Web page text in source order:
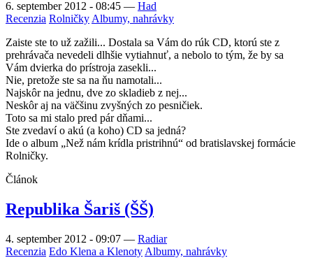
6. september 2012 - 08:45 — Had
Recenzia Rolničky Albumy, nahrávky
Zaiste ste to už zažili... Dostala sa Vám do rúk CD, ktorú ste z
prehrávača nevedeli dlhšie vytiahnuť, a nebolo to tým, že by sa
Vám dvierka do prístroja zasekli...
Nie, pretože ste sa na ňu namotali...
Najskôr na jednu, dve zo skladieb z nej...
Neskôr aj na väčšinu zvyšných zo pesničiek.
Toto sa mi stalo pred pár dňami...
Ste zvedaví o akú (a koho) CD sa jedná?
Ide o album „Než nám krídla pristrihnú“ od bratislavskej formácie
Rolničky.
Článok
Republika Šariš (ŠŠ)
4. september 2012 - 09:07 — Radiar
Recenzia Edo Klena a Klenoty Albumy, nahrávky